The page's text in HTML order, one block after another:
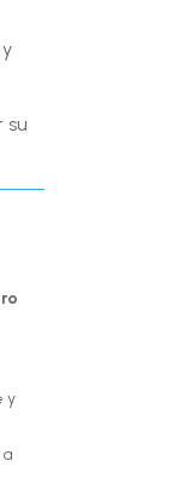
su
y